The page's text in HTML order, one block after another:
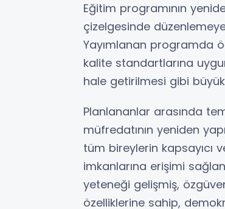
Eğitim programının
çizelgesinde
Yayımlanan programda
kalite standartlarına
hale getirilmesi gibi büyük
Planlananlar arasında
müfredatının yeniden
tüm bireylerin kapsayıcı
imkanlarına erişimi
yeteneği gelişmiş,
özelliklerine sahip,